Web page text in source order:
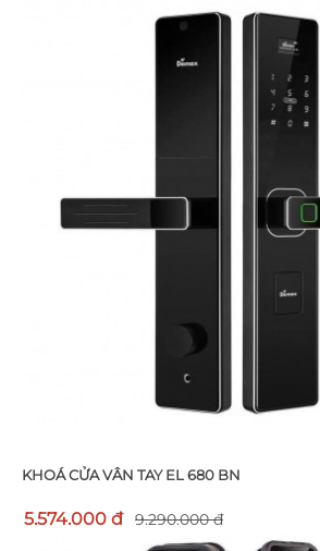
KHOÁ CỬA VÂN TAY EL 680 BN
5.574.000 đ 9.290.000 đ